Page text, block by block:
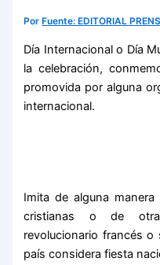
Por Fuente: EDITORIAL
Día Internacional o Día
la celebración,
promovida por alguna
internacional.
Imita de alguna
cristianas o de
revolucionario francés
país considera fiesta